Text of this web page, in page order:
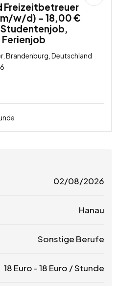
Freizeitbetreuer
w/d) – 18,00 €
Brandenburg, Deutschland
02/08/2026
Hanau
Sonstige Berufe
18 Euro -18 Euro / Stunde